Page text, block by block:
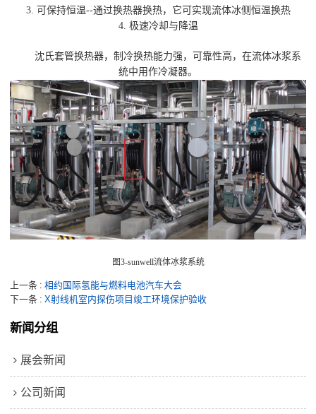
3. 可保持恒温--通过换热器换热，它可实现流体冰侧恒温换热
4. 极速冷却与降温
沈氏套管换热器，制冷换热能力强，可靠性高，在流体冰浆系
统中用作冷凝器。
图3-sunwell流体冰浆系统
上一条
相约国际氢能与燃料电池汽车大会
下一条
X射线机室内探伤项目竣工环境保护验收
新闻分组
展会新闻
公司新闻